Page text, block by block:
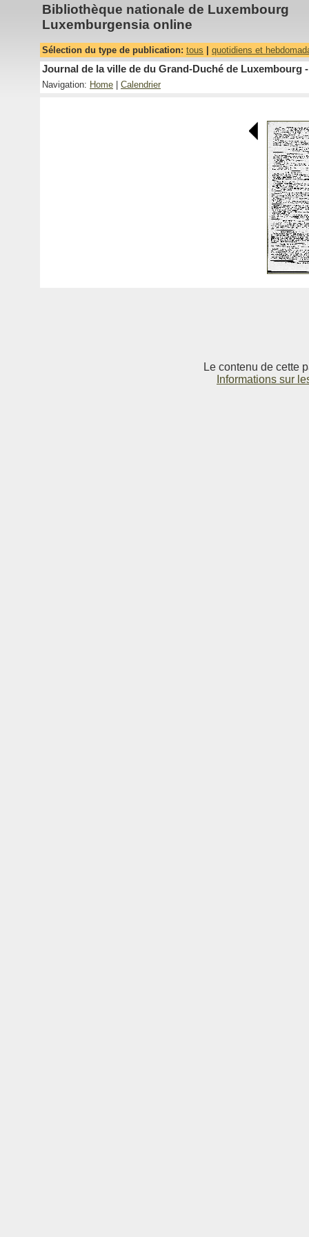
Bibliothèque nationale de Luxembourg
Luxemburgensia online
Sélection du type de publication: tous quotidiens et
Journal de la ville de du Grand-Duché de Luxembourg -
Navigation: Home Calendrier
Le contenu de cette
Informations sur